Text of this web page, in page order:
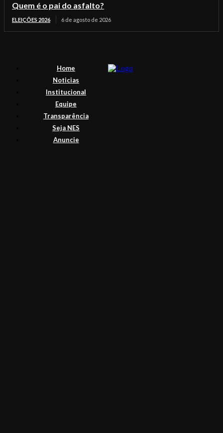
Quem é o pai do asfalto?
ELEIÇÕES 2026 6 de agosto de 2026
Home
Noticias
Institucional
Equipe
Transparência
Seja NES
Anuncie